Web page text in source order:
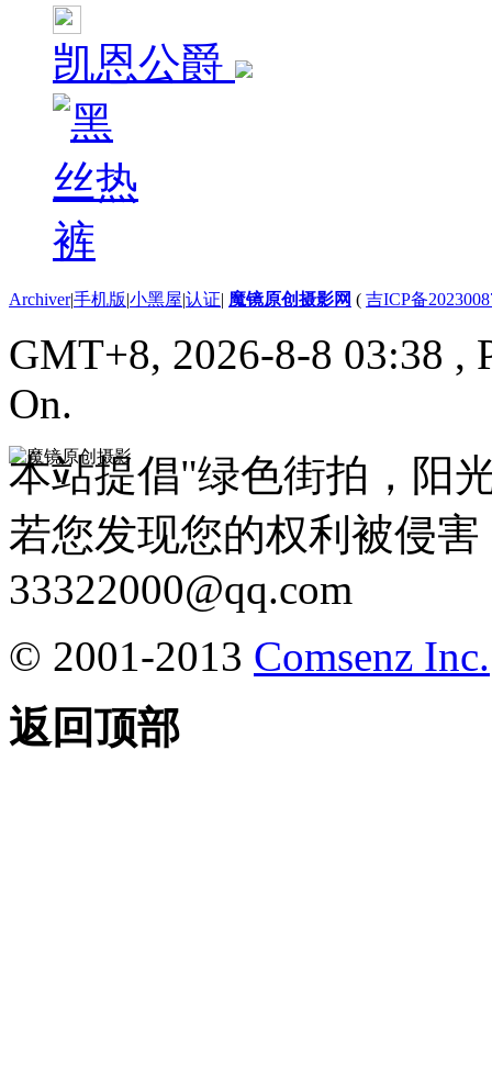
凯恩公爵
Archiver|手机版|小黑屋|认证| 魔镜原创摄影网 ( 吉ICP备
GMT+8, 2026-8-8 03:38 ,
On.
本站提倡"绿色街拍，阳
若您发现您的权利被侵
33322000@qq.com
© 2001-2013 Comsenz Inc.
返回顶部